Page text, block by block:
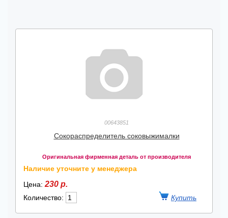
00643851
Сокораспределитель соковыжималки
Оригинальная фирменная деталь от производителя
Наличие уточните у менеджера
Цена: 230 р.
Количество: